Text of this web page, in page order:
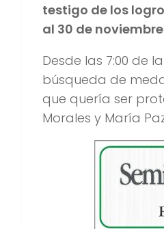
testigo de los
al 30 de
Desde las 7:00 de
búsqueda de
que quería ser
Morales y María